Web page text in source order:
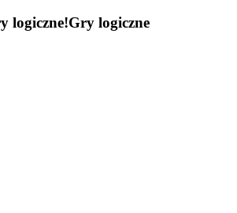
logiczne!Gry logiczne